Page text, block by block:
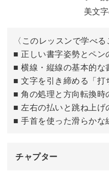
使用する道具は身近なボ
ジナル下敷きだけ。特別
マス目を使った練習で、
かみやすくなっているの
住所ならではのバランス
美文
〈このレッスンで学べる
■ 正しい書字姿勢とペン
■ 横線・縦線の基本的な
■ 文字を引き締める「打
■ 角の処理と方向転換時
■ 左右の払いと跳ね上げ
■ 手首を使った滑らかな
チャプター